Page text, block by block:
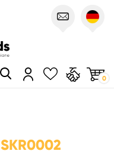
0
SKR0002